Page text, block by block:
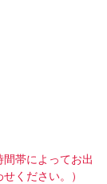
間帯によってお出
ください。）